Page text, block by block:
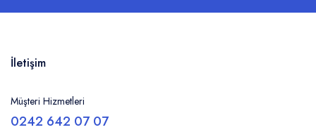
İletişim
Müşteri Hizmetleri
0242 642 07 07